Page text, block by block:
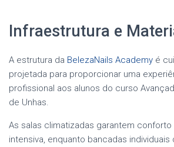
Infraestrutura e
A estrutura da BelezaNails Academy é
projetada para proporcionar uma
profissional aos alunos do curso
de Unhas.
As salas climatizadas garantem
intensiva, enquanto bancadas individuais